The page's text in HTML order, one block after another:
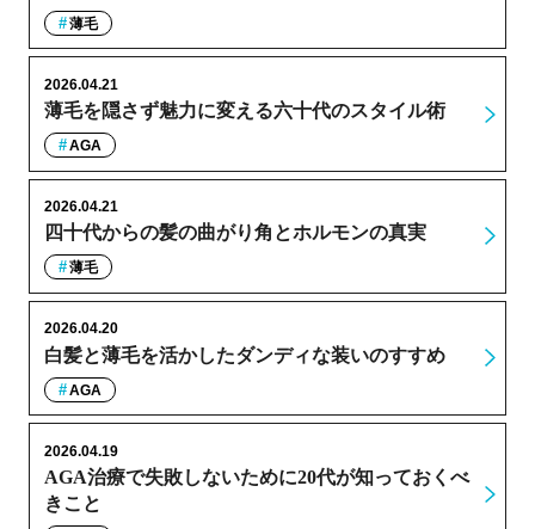
薄毛
薄毛を隠さず魅力に変える六十代のスタイル術
2026.04.21
AGA
四十代からの髪の曲がり角とホルモンの真実
2026.04.21
薄毛
白髪と薄毛を活かしたダンディな装いのすすめ
2026.04.20
AGA
AGA治療で失敗しないために20代が知っておくべ
きこと
2026.04.19